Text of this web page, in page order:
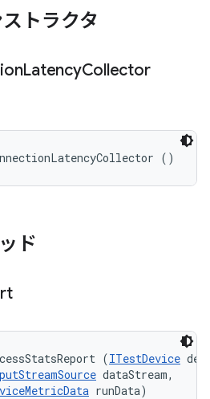
トラクタ
LatencyCollector
()
ド
(ITestDevice
dataStream,
runData)